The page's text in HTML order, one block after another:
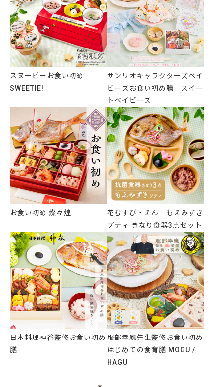
スヌーピーお食い初め
SWEETIE!
サンリオキャラクターズベイ
ビーズお食い初め膳 スイー
トベイビーズ
お食い初め 燦々煌
花むすび・えん もえみずき
プティ きなり食器3点セット
日本料理神谷監修お食い初め
膳
服部幸應先生監修お食い初め
はじめての食育膳 MOGU /
HAGU